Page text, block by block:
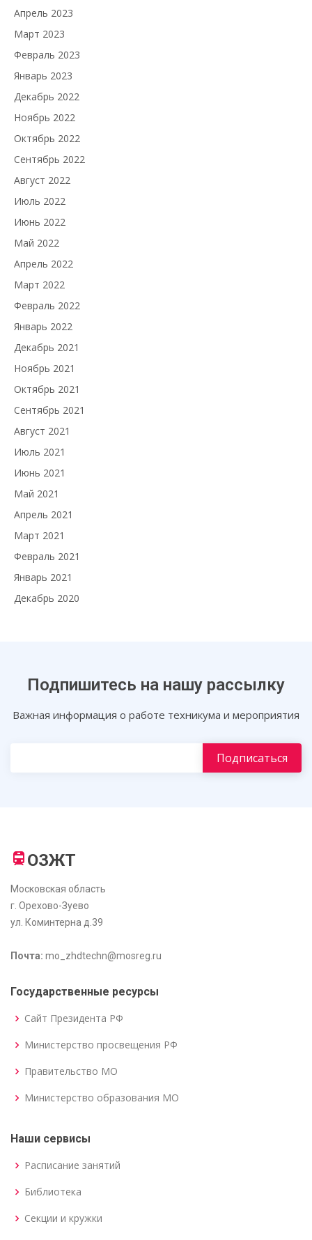
Апрель 2023
Март 2023
Февраль 2023
Январь 2023
Декабрь 2022
Ноябрь 2022
Октябрь 2022
Сентябрь 2022
Август 2022
Июль 2022
Июнь 2022
Май 2022
Апрель 2022
Март 2022
Февраль 2022
Январь 2022
Декабрь 2021
Ноябрь 2021
Октябрь 2021
Сентябрь 2021
Август 2021
Июль 2021
Июнь 2021
Май 2021
Апрель 2021
Март 2021
Февраль 2021
Январь 2021
Декабрь 2020
Подпишитесь на нашу рассылку
Важная информация о работе техникума и мероприятия
ОЗЖТ
Московская область
г. Орехово-Зуево
ул. Коминтерна д.39
Почта: mo_zhdtechn@mosreg.ru
Государственные ресурсы
Сайт Президента РФ
Министерство просвещения РФ
Правительство МО
Министерство образования МО
Наши сервисы
Расписание занятий
Библиотека
Секции и кружки